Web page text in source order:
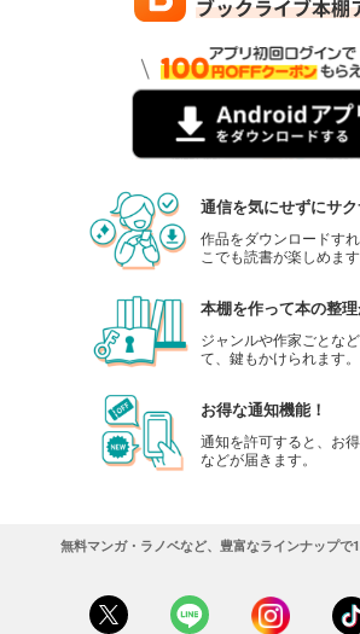
通信を気にせずにサク
作品をダウンロードす
こでも読書が楽しめます
本棚を作って本の整理
ジャンルや作家ごとな
て、鍵もかけられます。
お得な通知機能！
通知を許可すると、お
などが届きます。
無料マンガ・ラノベなど、豊富なラインナップで